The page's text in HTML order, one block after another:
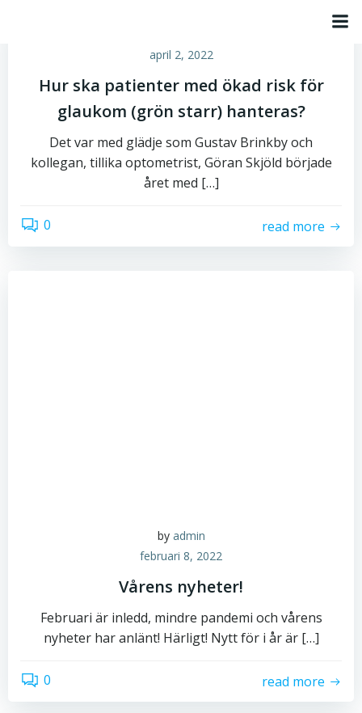
innehåll
april 2, 2022
Hur ska patienter med ökad risk för
glaukom (grön starr) hanteras?
Det var med glädje som Gustav Brinkby och
kollegan, tillika optometrist, Göran Skjöld började
året med […]
0 read more
by admin
februari 8, 2022
Vårens nyheter!
Februari är inledd, mindre pandemi och vårens
nyheter har anlänt! Härligt! Nytt för i år är […]
0 read more